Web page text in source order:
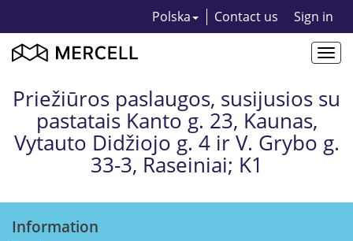
Polska Contact us Sign in
Priežiūros paslaugos, susijusios su
pastatais Kanto g. 23, Kaunas,
Vytauto Didžiojo g. 4 ir V. Grybo g.
33-3, Raseiniai; K1
Information